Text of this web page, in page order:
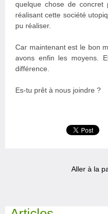
quelque chose de concret
réalisant cette société
pu réaliser.
Car maintenant est le bon
avons enfin les moyens.
différence.
Es-tu prêt à nous joindre ?
Aller à la